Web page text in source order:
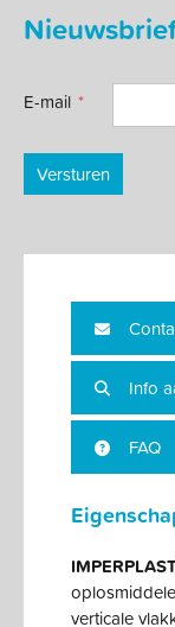
E-mail
Versturen
verticale
Info
FAQ